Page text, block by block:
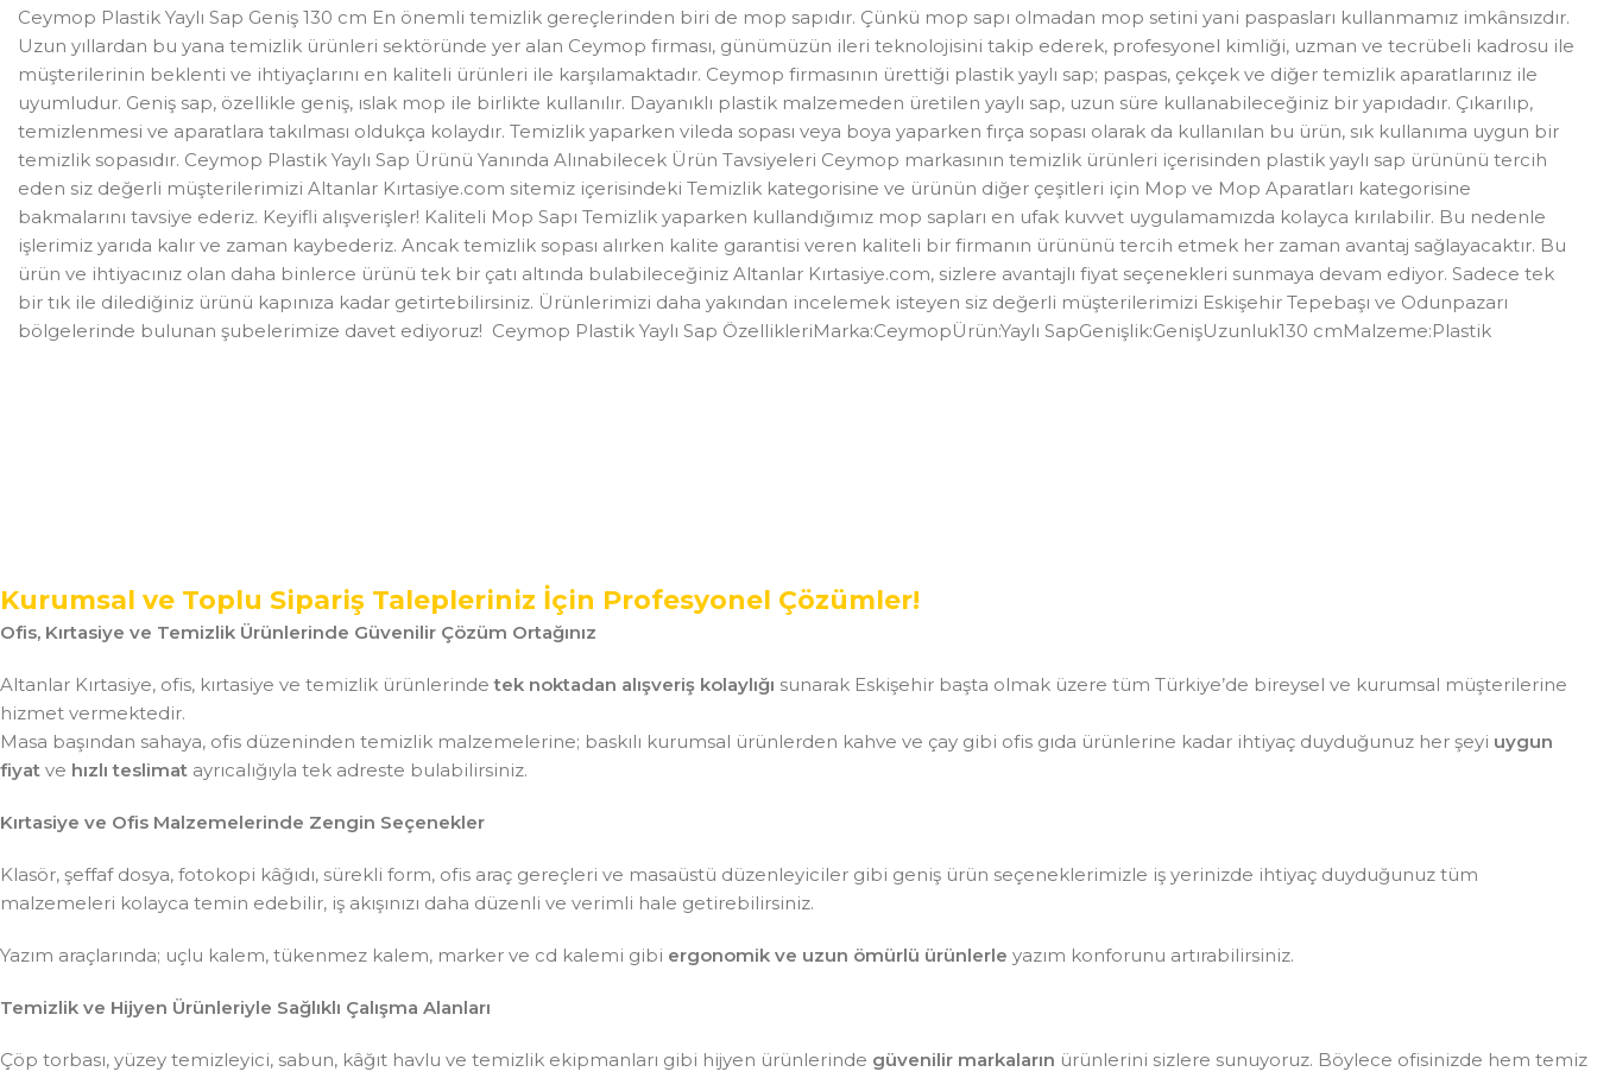
Ceymop Plastik Yaylı Sap Geniş 130 cm En önemli temizlik gereçlerinden biri de mop sapıdır. Çünkü mop sapı olmadan mop setini yani paspasları kullanmamız imkânsızdır.
Uzun yıllardan bu yana temizlik ürünleri sektöründe yer alan Ceymop firması, günümüzün ileri teknolojisini takip ederek, profesyonel kimliği, uzman ve tecrübeli kadrosu ile
müşterilerinin beklenti ve ihtiyaçlarını en kaliteli ürünleri ile karşılamaktadır. Ceymop firmasının ürettiği plastik yaylı sap; paspas, çekçek ve diğer temizlik aparatlarınız ile
uyumludur. Geniş sap, özellikle geniş, ıslak mop ile birlikte kullanılır. Dayanıklı plastik malzemeden üretilen yaylı sap, uzun süre kullanabileceğiniz bir yapıdadır. Çıkarılıp,
temizlenmesi ve aparatlara takılması oldukça kolaydır. Temizlik yaparken vileda sopası veya boya yaparken fırça sopası olarak da kullanılan bu ürün, sık kullanıma uygun bir
temizlik sopasıdır. Ceymop Plastik Yaylı Sap Ürünü Yanında Alınabilecek Ürün Tavsiyeleri Ceymop markasının temizlik ürünleri içerisinden plastik yaylı sap ürününü tercih
eden siz değerli müşterilerimizi Altanlar Kırtasiye.com sitemiz içerisindeki Temizlik kategorisine ve ürünün diğer çeşitleri için Mop ve Mop Aparatları kategorisine
bakmalarını tavsiye ederiz. Keyifli alışverişler! Kaliteli Mop Sapı Temizlik yaparken kullandığımız mop sapları en ufak kuvvet uygulamamızda kolayca kırılabilir. Bu nedenle
işlerimiz yarıda kalır ve zaman kaybederiz. Ancak temizlik sopası alırken kalite garantisi veren kaliteli bir firmanın ürününü tercih etmek her zaman avantaj sağlayacaktır. Bu
ürün ve ihtiyacınız olan daha binlerce ürünü tek bir çatı altında bulabileceğiniz Altanlar Kırtasiye.com, sizlere avantajlı fiyat seçenekleri sunmaya devam ediyor. Sadece tek
bir tık ile dilediğiniz ürünü kapınıza kadar getirtebilirsiniz. Ürünlerimizi daha yakından incelemek isteyen siz değerli müşterilerimizi Eskişehir Tepebaşı ve Odunpazarı
bölgelerinde bulunan şubelerimize davet ediyoruz! Ceymop Plastik Yaylı Sap ÖzellikleriMarka:CeymopÜrün:Yaylı SapGenişlik:GenişUzunluk130 cmMalzeme:Plastik
Kurumsal ve Toplu Sipariş Talepleriniz İçin Profesyonel Çözümler!
Ofis, Kırtasiye ve Temizlik Ürünlerinde Güvenilir Çözüm Ortağınız
Altanlar Kırtasiye, ofis, kırtasiye ve temizlik ürünlerindetek noktadan alışveriş kolaylığı sunarak Eskişehir başta olmak üzere tüm Türkiye’de bireysel ve kurumsal müşterilerine
hizmet vermektedir.
Masa başından sahaya, ofis düzeninden temizlik malzemelerine; baskılı kurumsal ürünlerden kahve ve çay gibi ofis gıda ürünlerine kadar ihtiyaç duyduğunuz her şeyi uygun
fiyat ve hızlı teslimat ayrıcalığıyla tek adreste bulabilirsiniz.
Kırtasiye ve Ofis Malzemelerinde Zengin Seçenekler
Klasör, şeffaf dosya, fotokopi kâğıdı, sürekli form, ofis araç gereçleri ve masaüstü düzenleyiciler gibi geniş ürün seçeneklerimizle iş yerinizde ihtiyaç duyduğunuz tüm
malzemeleri kolayca temin edebilir, iş akışınızı daha düzenli ve verimli hale getirebilirsiniz.
Yazım araçlarında; uçlu kalem, tükenmez kalem, marker ve cd kalemi gibi ergonomik ve uzun ömürlü ürünlerle yazım konforunu artırabilirsiniz.
Temizlik ve Hijyen Ürünleriyle Sağlıklı Çalışma Alanları
Çöp torbası, yüzey temizleyici, sabun, kâğıt havlu ve temizlik ekipmanları gibi hijyen ürünlerinde güvenilir markaların ürünlerini sizlere sunuyoruz. Böylece ofisinizde hem temiz